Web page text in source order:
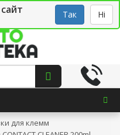
Так НіУкр
для клемм